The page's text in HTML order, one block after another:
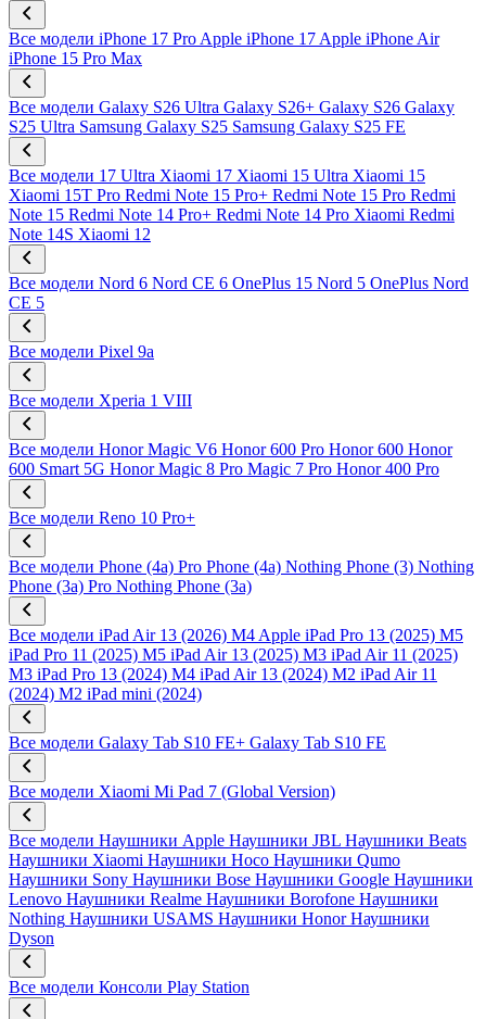
Все модели iPhone 17 Pro Apple iPhone 17 Apple iPhone Air
iPhone 15 Pro Max
Все модели Galaxy S26 Ultra Galaxy S26+ Galaxy S26 Galaxy
S25 Ultra Samsung Galaxy S25 Samsung Galaxy S25 FE
Все модели 17 Ultra Xiaomi 17 Xiaomi 15 Ultra Xiaomi 15
Xiaomi 15T Pro Redmi Note 15 Pro+ Redmi Note 15 Pro Redmi
Note 15 Redmi Note 14 Pro+ Redmi Note 14 Pro Xiaomi Redmi
Note 14S Xiaomi 12
Все модели Nord 6 Nord CE 6 OnePlus 15 Nord 5 OnePlus Nord
CE 5
Все модели Pixel 9a
Все модели Xperia 1 VIII
Все модели Honor Magic V6 Honor 600 Pro Honor 600 Honor
600 Smart 5G Honor Magic 8 Pro Magic 7 Pro Honor 400 Pro
Все модели Reno 10 Pro+
Все модели Phone (4a) Pro Phone (4a) Nothing Phone (3) Nothing
Phone (3a) Pro Nothing Phone (3a)
Все модели iPad Air 13 (2026) M4 Apple iPad Pro 13 (2025) M5
iPad Pro 11 (2025) M5 iPad Air 13 (2025) M3 iPad Air 11 (2025)
M3 iPad Pro 13 (2024) M4 iPad Air 13 (2024) M2 iPad Air 11
(2024) M2 iPad mini (2024)
Все модели Galaxy Tab S10 FE+ Galaxy Tab S10 FE
Все модели Xiaomi Mi Pad 7 (Global Version)
Все модели Наушники Apple Наушники JBL Наушники Beats
Наушники Xiaomi Наушники Hoco Наушники Qumo
Наушники Sony Наушники Bose Наушники Google Наушники
Lenovo Наушники Realme Наушники Borofone Наушники
Nothing Наушники USAMS Наушники Honor Наушники
Dyson
Все модели Консоли Play Station